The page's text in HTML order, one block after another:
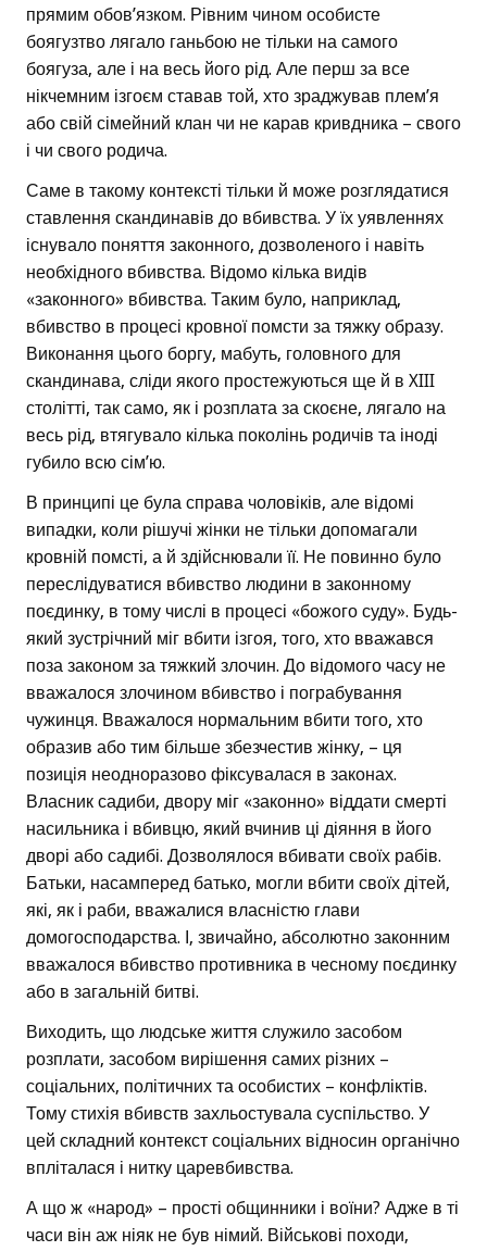
прямим обов’язком. Рівним чином особисте
боягузтво лягало ганьбою не тільки на самого
боягуза, але і на весь його рід. Але перш за все
нікчемним ізгоєм ставав той, хто зраджував плем’я
або свій сімейний клан чи не карав кривдника – свого
і чи свого родича.
Саме в такому контексті тільки й може розглядатися
ставлення скандинавів до вбивства. У їх уявленнях
існувало поняття законного, дозволеного і навіть
необхідного вбивства. Відомо кілька видів
«законного» вбивства. Таким було, наприклад,
вбивство в процесі кровної помсти за тяжку образу.
Виконання цього боргу, мабуть, головного для
скандинава, сліди якого простежуються ще й в XIII
столітті, так само, як і розплата за скоєне, лягало на
весь рід, втягувало кілька поколінь родичів та іноді
губило всю сім’ю.
В принципі це була справа чоловіків, але відомі
випадки, коли рішучі жінки не тільки допомагали
кровній помсті, а й здійснювали її. Не повинно було
переслідуватися вбивство людини в законному
поєдинку, в тому числі в процесі «божого суду». Будь-
який зустрічний міг вбити ізгоя, того, хто вважався
поза законом за тяжкий злочин. До відомого часу не
вважалося злочином вбивство і пограбування
чужинця. Вважалося нормальним вбити того, хто
образив або тим більше збезчестив жінку, – ця
позиція неодноразово фіксувалася в законах.
Власник садиби, двору міг «законно» віддати смерті
насильника і вбивцю, який вчинив ці діяння в його
дворі або садибі. Дозволялося вбивати своїх рабів.
Батьки, насамперед батько, могли вбити своїх дітей,
які, як і раби, вважалися власністю глави
домогосподарства. І, звичайно, абсолютно законним
вважалося вбивство противника в чесному поєдинку
або в загальній битві.
Виходить, що людське життя служило засобом
розплати, засобом вирішення самих різних –
соціальних, політичних та особистих – конфліктів.
Тому стихія вбивств захльостувала суспільство. У
цей складний контекст соціальних відносин органічно
впліталася і нитку царевбивства.
А що ж «народ» – прості общинники і воїни? Адже в ті
часи він аж ніяк не був німий. Військові походи,